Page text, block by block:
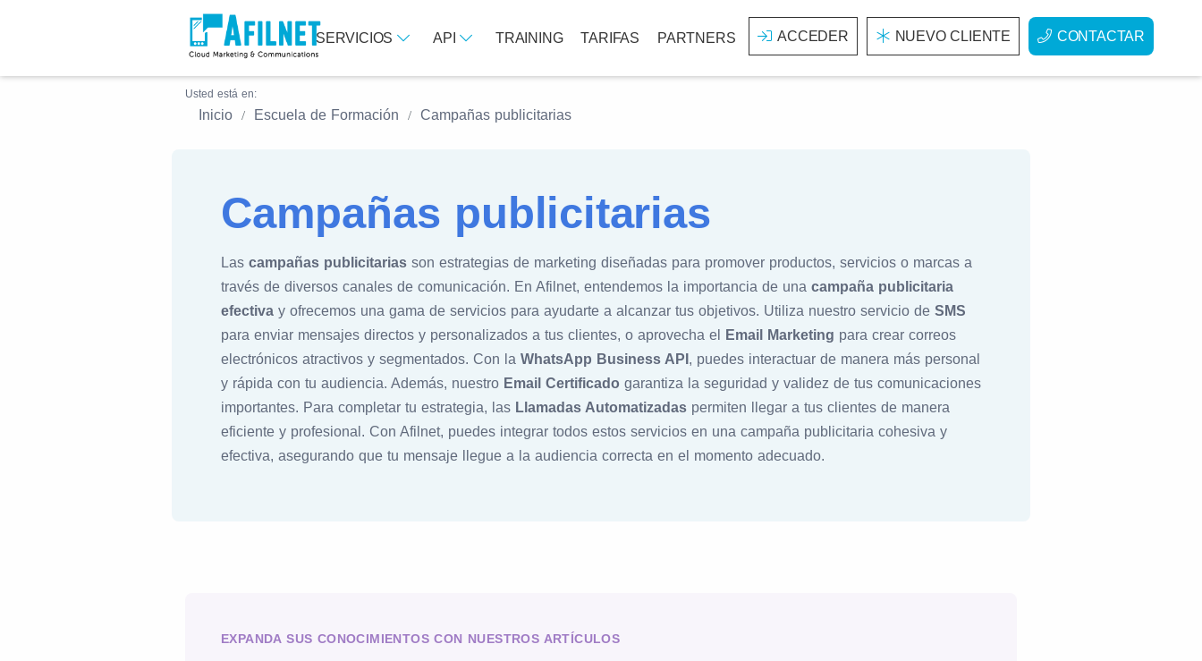
SERVICIOS API TRAINING TARIFAS PARTNERS ACCEDER NUEVO CLIENTE CONTACTAR
Usted está en:
Inicio Escuela de Formación Campañas publicitarias
Campañas publicitarias
Las campañas publicitarias son estrategias de marketing diseñadas para promover productos, servicios o marcas a
través de diversos canales de comunicación. En Afilnet, entendemos la importancia de una campaña publicitaria
efectiva y ofrecemos una gama de servicios para ayudarte a alcanzar tus objetivos. Utiliza nuestro servicio de SMS
para enviar mensajes directos y personalizados a tus clientes, o aprovecha el
Email Marketing para crear correos
electrónicos atractivos y segmentados. Con la WhatsApp Business API , puedes interactuar de manera más personal
y rápida con tu audiencia. Además, nuestro Email Certificado garantiza la seguridad y validez de tus comunicaciones
importantes. Para completar tu estrategia, las Llamadas Automatizadas permiten llegar a tus clientes de manera
eficiente y profesional. Con Afilnet, puedes integrar todos estos servicios en una campaña publicitaria cohesiva y
efectiva, asegurando que tu mensaje llegue a la audiencia correcta en el momento adecuado.
EXPANDA SUS CONOCIMIENTOS CON NUESTROS ARTÍCULOS